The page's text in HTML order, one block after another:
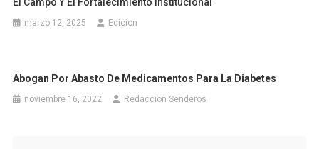
marzo 12, 2025 Edicion
Abogan Por Abasto De Medicamentos Para La Diabetes
noviembre 16, 2022 Redaccion Senderos